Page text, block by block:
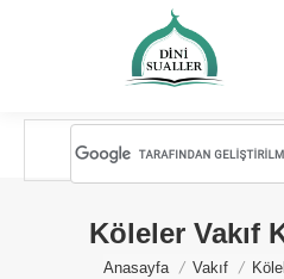
Köleler Vakıf
You are here:
Anasayfa Vakıf